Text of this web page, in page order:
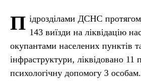
П ідрозділами ДСНС
143 виїзди на ліквідацію
окупантами населених пунктів
інфраструктури, ліквідовано
психологічну допомогу 3 особам.